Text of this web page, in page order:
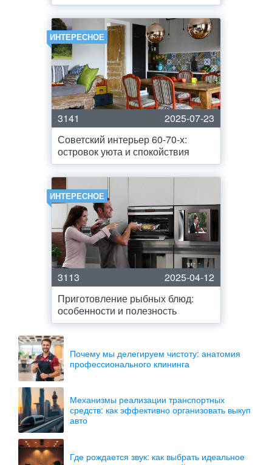
ИНТЕРЕСНОЕ
3141
2025-07-23
Советский интерьер 60-70-х:
островок уюта и спокойствия
ИНТЕРЕСНОЕ
3113
2025-04-12
Приготовление рыбных блюд:
особенности и полезность
Почему мы делегируем чистоту: анатомия
профессионального клининга
Механизмы реализации транспортных
средств: как эффективно организовать выкуп
авто
Где рождается звук: как выбрать идеальное